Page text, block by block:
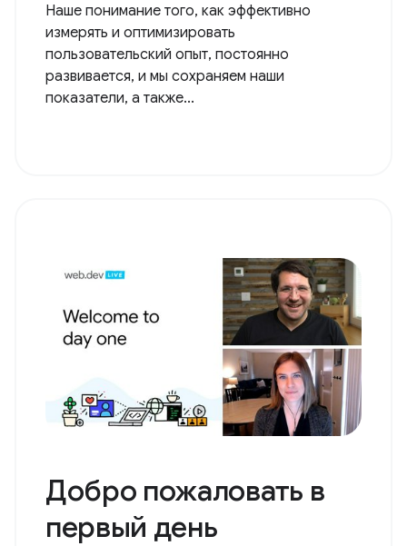
Наше понимание того, как эффективно
измерять и оптимизировать
пользовательский опыт, постоянно
развивается, и мы сохраняем наши
показатели, а также...
Добро пожаловать в
первый день